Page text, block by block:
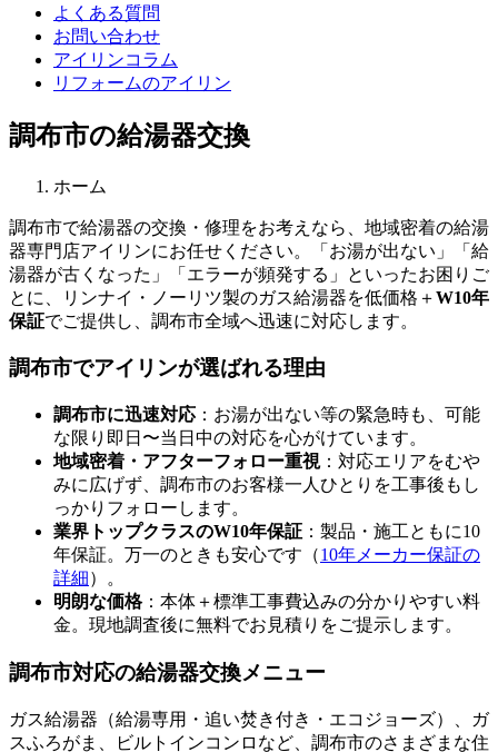
よくある質問
お問い合わせ
アイリンコラム
リフォームのアイリン
調布市の給湯器交換
ホーム
調布市で給湯器の交換・修理をお考えなら、地域密着の給湯
器専門店アイリンにお任せください。「お湯が出ない」「給
湯器が古くなった」「エラーが頻発する」といったお困りご
とに、リンナイ・ノーリツ製のガス給湯器を低価格＋W10年
保証でご提供し、 調布市全域へ迅速に対応します。
調布市でアイリンが選ばれる理由
調布市に迅速対応 ：お湯が出ない等の緊急時も、可能
な限り即日〜当日中の対応を心がけています。
地域密着・アフターフォロー重視：対応エリアをむや
みに広げず、 調布市のお客様一人ひとりを工事後もし
っかりフォローします。
業界トップクラスのW10年保証 ：製品・施工ともに10
年保証。万一のときも安心です（10年メーカー保証の
詳細）。
明朗な価格：本体＋標準工事費込みの分かりやすい料
金。現地調査後に無料でお見積りをご提示します。
調布市対応の給湯器交換メニュー
ガス給湯器（給湯専用・追い焚き付き・エコジョーズ）、ガ
スふろがま、ビルトインコンロなど、 調布市のさまざまな住